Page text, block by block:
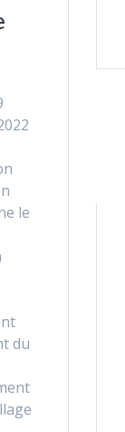
le
du